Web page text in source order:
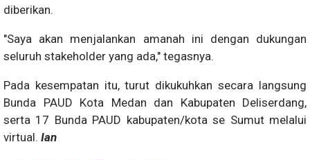
diberikan.
"Saya akan menjalankan amanah ini dengan dukungan
seluruh stakeholder yang ada," tegasnya.
Pada kesempatan itu, turut dikukuhkan secara langsung
Bunda PAUD Kota Medan dan Kabupaten Deliserdang,
serta 17 Bunda PAUD kabupaten/kota se Sumut melalui
virtual. Ian